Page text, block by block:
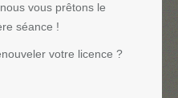
vous prêtons le
séance !
votre licence ?